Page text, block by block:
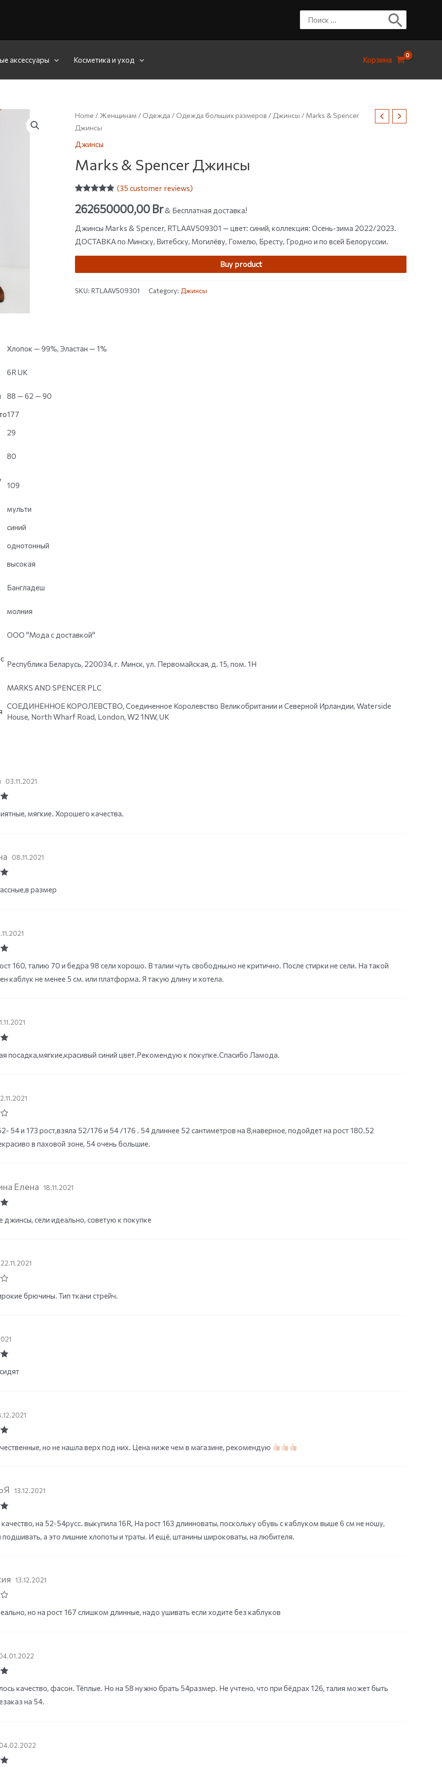
аксессуары Косметика и уход Корзина
Home / Женщинам / Одежда / Одежда больших размеров / Джинсы / Marks & Spencer
Джинсы
Джинсы
Marks & Spencer Джинсы
out of 5
based on
ratings
(35 customer reviews)
262650000,00 Br& Бесплатная доставка!
Джинсы Marks & Spencer, RTLAAV509301 — цвет: синий, коллекция: Осень-зима 2022/2023.
ДОСТАВКА по Минску, Витебску, Могилёву, Гомелю, Бресту, Гродно и по всей Белоруссии.
Buy product
SKU: RTLAAV509301 Category: Джинсы
Хлопок — 99%, Эластан — 1%
6R UK
88 — 62 — 90
177
29
80
109
мульти
синий
однотонный
высокая
Бангладеш
молния
ООО "Мода с доставкой"
Республика Беларусь, 220034, г. Минск, ул. Первомайская, д. 15, пом. 1Н
MARKS AND SPENCER PLC
СОЕДИНЕННОЕ КОРОЛЕВСТВО, Соединенное Королевство Великобритании и Северной Ирландии, Waterside
House, North Wharf Road, London, W2 1NW, UK
03.11.2021
мягкие. Хорошего качества.
08.11.2021
размер
160, талию 70 и бедра 98 сели хорошо. В талии чуть свободны,но не критично. После стирки не сели. На такой
каблук не менее 5 см. или платформа. Я такую длину и хотела.
посадка,мягкие,красивый синий цвет.Рекомендую к покупке.Спасибо Ламода.
54 и 173 рост,взяла 52/176 и 54 /176 . 54 длиннее 52 сантиметров на 8,наверное, подойдет на рост 180.52
в паховой зоне, 54 очень большие.
Елена 18.11.2021
джинсы, сели идеально, советую к покупке
22.11.2021
брючины. Тип ткани стрейч.
но не нашла верх под них. Цена ниже чем в магазине, рекомендую
13.12.2021
на 52-54русс. выкупила 16R, На рост 163 длинноваты, поскольку обувь с каблуком выше 6 см не ношу,
подшивать, а это лишние хлопоты и траты. И ещё, штанины широковаты, на любителя.
13.12.2021
но на рост 167 слишком длинные, надо ушивать если ходите без каблуков
качество, фасон. Тёплые. Но на 58 нужно брать 54размер. Не учтено, что при бёдрах 126, талия может быть
на 54.
04.02.2022